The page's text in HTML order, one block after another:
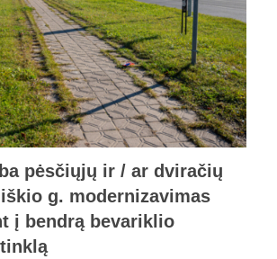
pėsčiųjų ir / ar dviračių
g. modernizavimas
į bendrą bevariklio